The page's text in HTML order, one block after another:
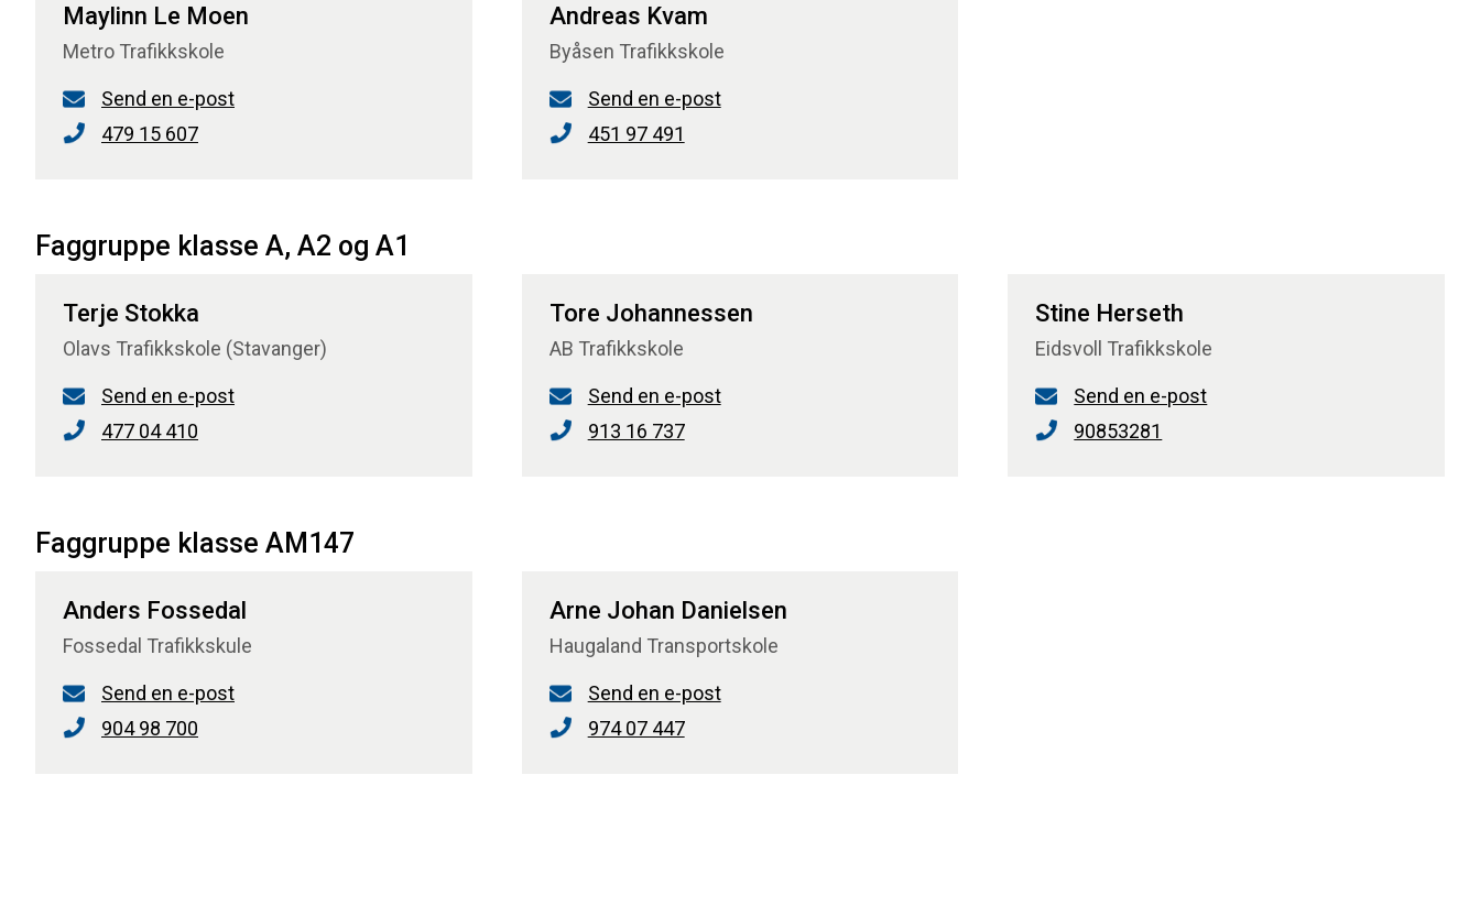
Maylinn Le Moen
Metro Trafikkskole
Send en e-post
479 15 607
Andreas Kvam
Byåsen Trafikkskole
Send en e-post
451 97 491
Faggruppe klasse A, A2 og A1
Terje Stokka
Olavs Trafikkskole (Stavanger)
Send en e-post
477 04 410
Tore Johannessen
AB Trafikkskole
Send en e-post
913 16 737
Stine Herseth
Eidsvoll Trafikkskole
Send en e-post
90853281
Faggruppe klasse AM147
Anders Fossedal
Fossedal Trafikkskule
Send en e-post
904 98 700
Arne Johan Danielsen
Haugaland Transportskole
Send en e-post
974 07 447